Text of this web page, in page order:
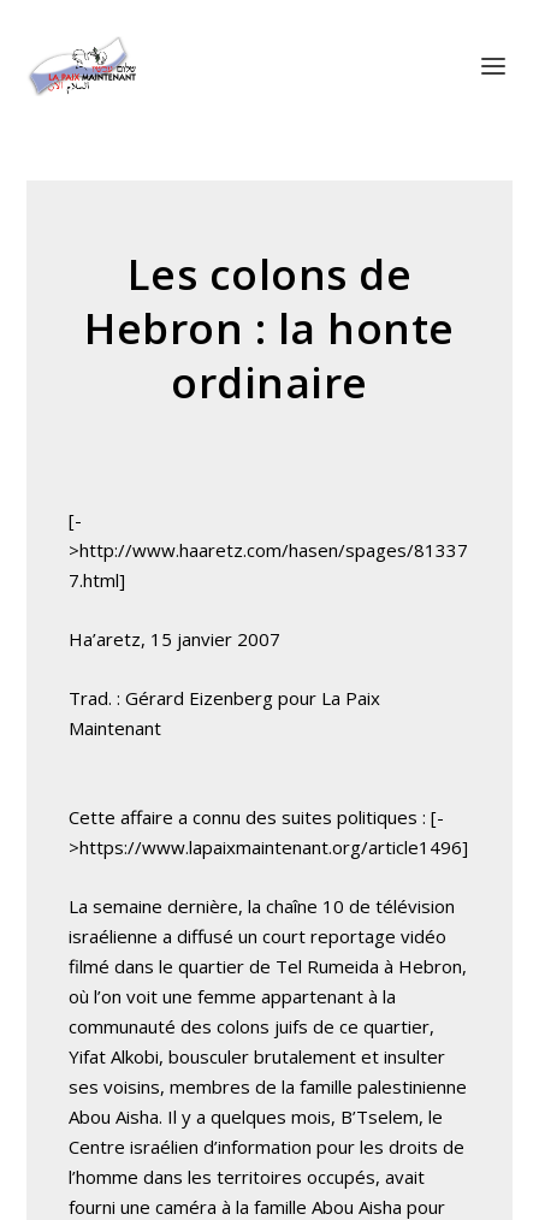
Les colons de
Hebron : la honte
ordinaire
[-
>http://www.haaretz.com/hasen/spages/81337
7.html]
Ha’aretz, 15 janvier 2007
Trad. : Gérard Eizenberg pour La Paix
Maintenant
Cette affaire a connu des suites politiques : [-
>https://www.lapaixmaintenant.org/article1496]
La semaine dernière, la chaîne 10 de télévision
israélienne a diffusé un court reportage vidéo
filmé dans le quartier de Tel Rumeida à Hebron,
où l’on voit une femme appartenant à la
communauté des colons juifs de ce quartier,
Yifat Alkobi, bousculer brutalement et insulter
ses voisins, membres de la famille palestinienne
Abou Aisha. Il y a quelques mois, B’Tselem, le
Centre israélien d’information pour les droits de
l’homme dans les territoires occupés, avait
fourni une caméra à la famille Abou Aisha pour